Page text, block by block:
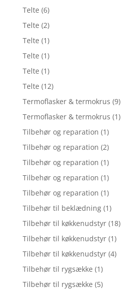
Telte (6)
Telte (2)
Telte (1)
Telte (1)
Telte (1)
Telte (12)
Termoflasker & termokrus (9)
Termoflasker & termokrus (1)
Tilbehør og reparation (1)
Tilbehør og reparation (2)
Tilbehør og reparation (1)
Tilbehør og reparation (1)
Tilbehør og reparation (1)
Tilbehør til beklædning (1)
Tilbehør til køkkenudstyr (18)
Tilbehør til køkkenudstyr (1)
Tilbehør til køkkenudstyr (4)
Tilbehør til rygsække (1)
Tilbehør til rygsække (5)